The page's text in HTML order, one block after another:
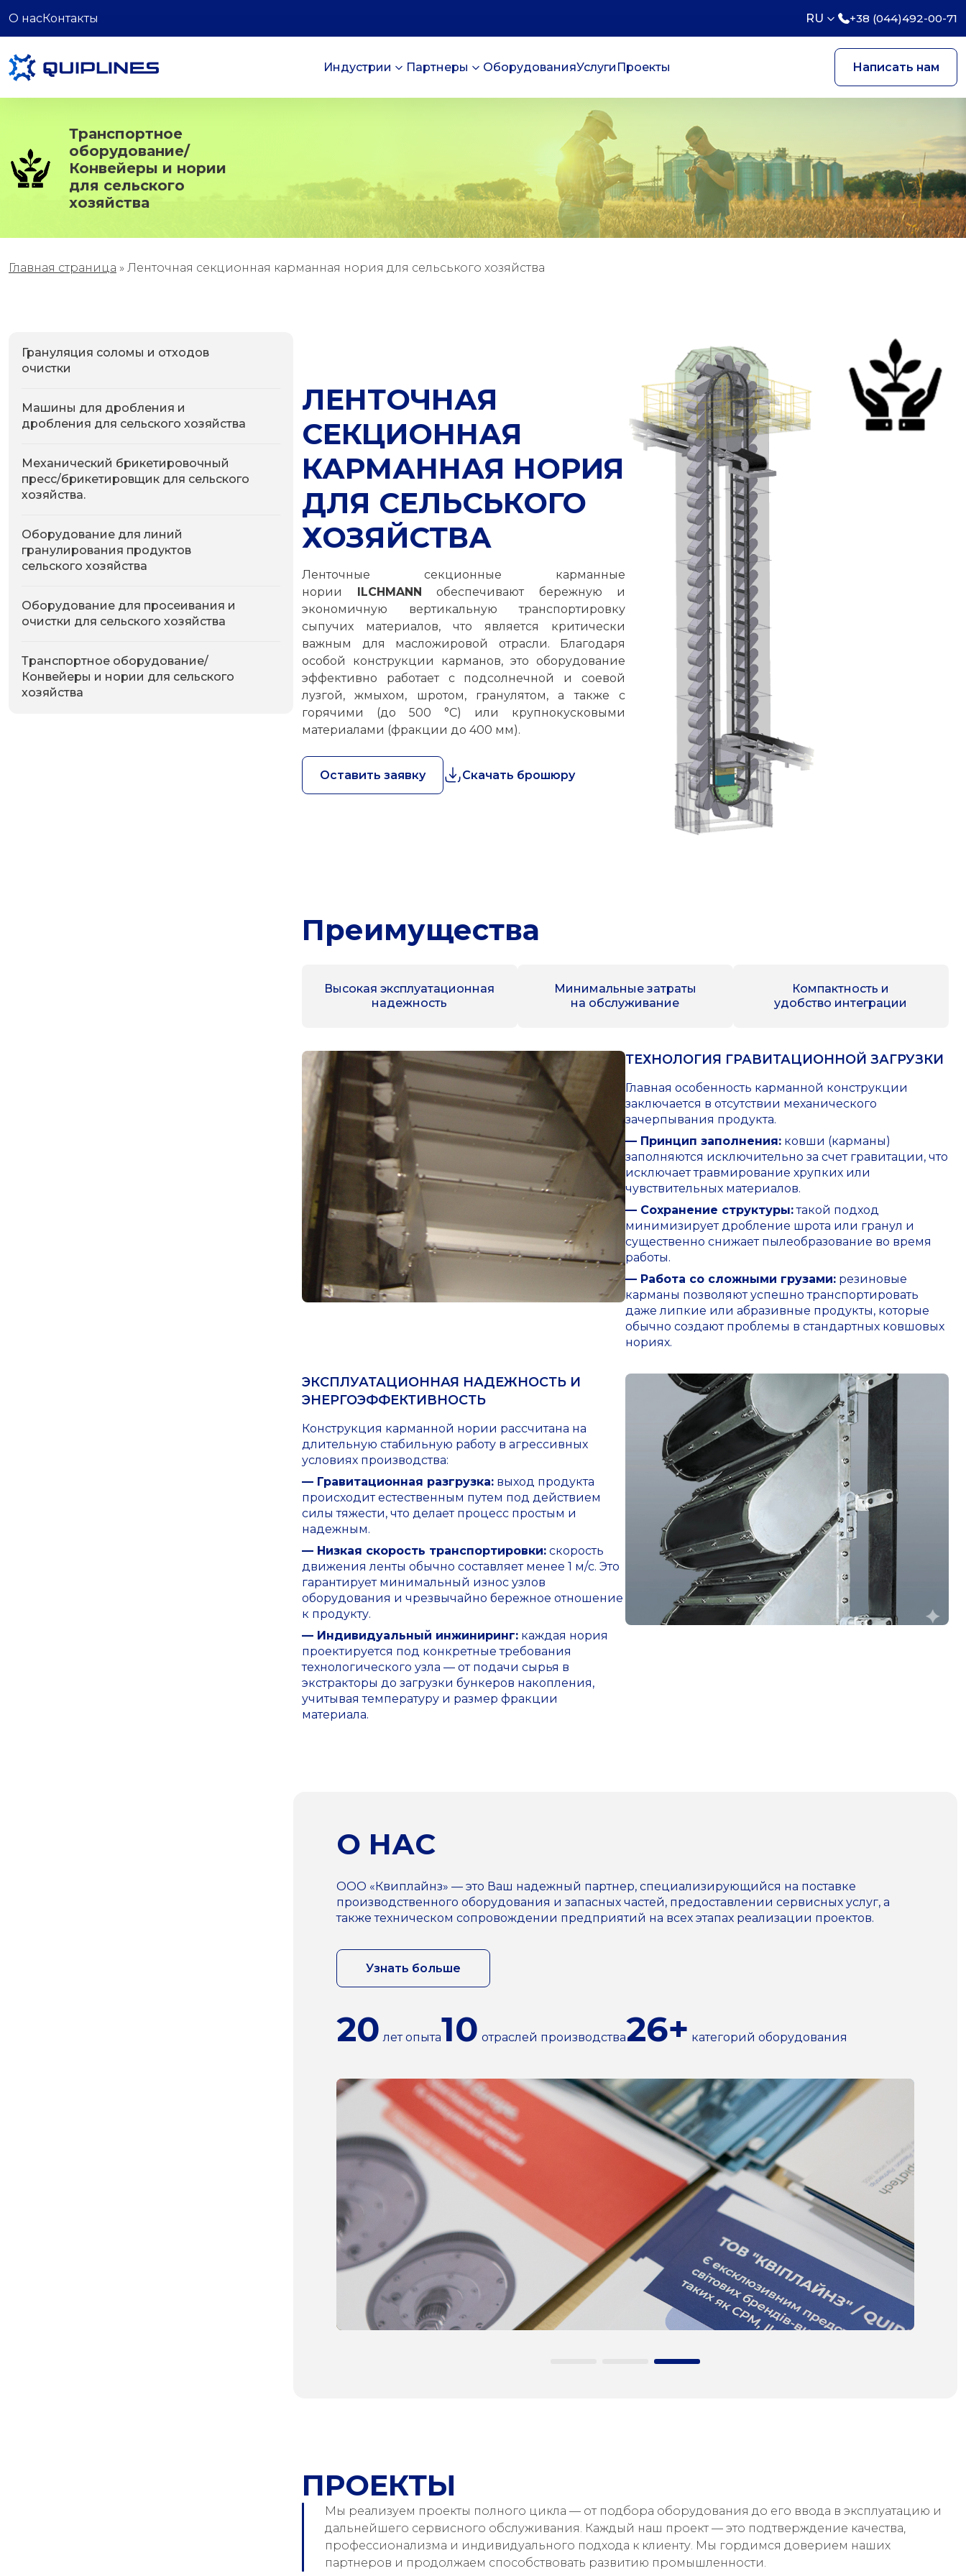
О насКонтакты RU +38 (044)492-00-71
Индустрии Партнеры ОборудованияУслуги Проекты Написать нам
Транспортное
оборудование/
Конвейеры и нории
для сельского
хозяйства
Главная страница » Ленточная секционная карманная нория для сельського хозяйства
Грануляция соломы и отходов
очистки
Машины для дробления и
дробления для сельского хозяйства
Механический брикетировочный
пресс/брикетировщик для сельского
хозяйства.
Оборудование для линий
гранулирования продуктов
сельского хозяйства
Оборудование для просеивания и
очистки для сельского хозяйства
Транспортное оборудование/
Конвейеры и нории для сельского
хозяйства
ЛЕНТОЧНАЯ
СЕКЦИОННАЯ
КАРМАННАЯ НОРИЯ
ДЛЯ СЕЛЬСЬКОГО
ХОЗЯЙСТВА
Ленточные секционные карманные
нории ILCHMANN обеспечивают бережную и
экономичную вертикальную транспортировку
сыпучих материалов, что является критически
важным для масложировой отрасли. Благодаря
особой конструкции карманов, это оборудование
эффективно работает с подсолнечной и соевой
лузгой, жмыхом, шротом, гранулятом, а также с
горячими (до 500 °C) или крупнокусковыми
материалами (фракции до 400 мм).
Оставить заявку Скачать брошюру
Преимущества
Высокая эксплуатационная
надежность
Минимальные затраты
на обслуживание
Компактность и
удобство интеграции
ТЕХНОЛОГИЯ ГРАВИТАЦИОННОЙ ЗАГРУЗКИ
Главная особенность карманной конструкции
заключается в отсутствии механического
зачерпывания продукта.
— Принцип заполнения: ковши (карманы)
заполняются исключительно за счет гравитации, что
исключает травмирование хрупких или
чувствительных материалов.
— Сохранение структуры:такой подход
минимизирует дробление шрота или гранул и
существенно снижает пылеобразование во время
работы.
— Работа со сложными грузами: резиновые
карманы позволяют успешно транспортировать
даже липкие или абразивные продукты, которые
обычно создают проблемы в стандартных ковшовых
нориях.
ЭКСПЛУАТАЦИОННАЯ НАДЕЖНОСТЬ И
ЭНЕРГОЭФФЕКТИВНОСТЬ
Конструкция карманной нории рассчитана на
длительную стабильную работу в агрессивных
условиях производства:
— Гравитационная разгрузка: выход продукта
происходит естественным путем под действием
силы тяжести, что делает процесс простым и
надежным.
— Низкая скорость транспортировки: скорость
движения ленты обычно составляет менее 1 м/с. Это
гарантирует минимальный износ узлов
оборудования и чрезвычайно бережное отношение
к продукту.
— Индивидуальный инжиниринг: каждая нория
проектируется под конкретные требования
технологического узла — от подачи сырья в
экстракторы до загрузки бункеров накопления,
учитывая температуру и размер фракции
материала.
О НАС
ООО «Квиплайнз» — это Ваш надежный партнер, специализирующийся на поставке
производственного оборудования и запасных частей, предоставлении сервисных услуг, а
также техническом сопровождении предприятий на всех этапах реализации проектов.
Узнать больше
20 лет опыта10 отраслей производства26+ категорий оборудования
ПРОЕКТЫ
Мы реализуем проекты полного цикла — от подбора оборудования до его ввода в эксплуатацию и
дальнейшего сервисного обслуживания. Каждый наш проект — это подтверждение качества,
профессионализма и индивидуального подхода к клиенту. Мы гордимся доверием наших
партнеров и продолжаем способствовать развитию промышленности.